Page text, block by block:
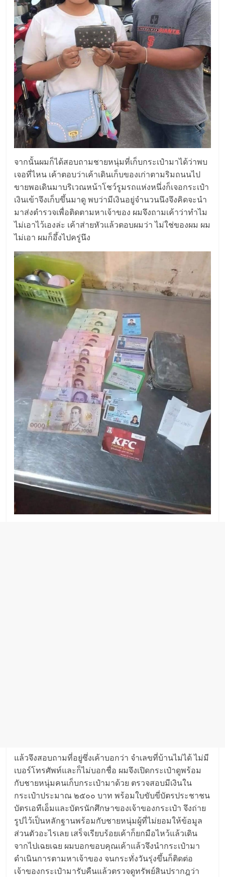
จากนั้นผมก็ได้สอบถามชายหนุ่มที่เก็บกระเป๋ามาได้ว่าพบ
เจอที่ไหน เค้าตอบว่าเค้าเดินเก็บของเก่าตามริมถนนไป
ขายพอเดินมาบริเวณหน้าโชว์รูมรถแห่งหนึ่งก็เจอกระเป๋า
เงินเข้าจึงเก็บขึ้นมาดู พบว่ามีเงินอยู่จำนวนนึงจึงคิดจะนำ
มาส่งตำรวจเพื่อติดตามหาเจ้าของ ผมจึงถามเค้าว่าทำไม
ไม่เอาไว้เองล่ะ เค้าส่ายหัวแล้วตอบผมว่า ไม่ใช่ของผม ผม
ไม่เอา ผมก็อึ้งไปครู่นึง
แล้วจึงสอบถามที่อยู่ซึ่งเค้าบอกว่า จำเลขที่บ้านไม่ได้ ไม่มี
เบอร์โทรศัพท์และก็ไม่บอกชื่อ ผมจึงเปิดกระเป๋าดูพร้อม
กับชายหนุ่มคนเก็บกระเป๋ามาด้วย ตรวจสอบมีเงินใน
กระเป๋าประมาณ ๒๕๐๐ บาท พร้อมใบขับขี่บัตรประชาชน
บัตรเอทีเอ็มและบัตรนักศึกษาของเจ้าของกระเป๋า จึงถ่าย
รูปไว้เป็นหลักฐานพร้อมกับชายหนุ่มผู้ที่ไม่ยอมให้ข้อมูล
ส่วนตัวอะไรเลย เสร็จเรียบร้อยเค้าก็ยกมือไหว้แล้วเดิน
จากไปเฉยเฉย ผมบอกขอบคุณเค้าแล้วจึงนำกระเป๋ามา
ดำเนินการตามหาเจ้าของ จนกระทั่งวันรุ่งขึ้นก็ติดต่อ
เจ้าของกระเป๋ามารับคืนแล้วตรวจดูทรัพย์สินปรากฎว่า